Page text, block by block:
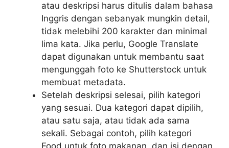
atau deskripsi harus ditulis dalam bahasa
Inggris dengan sebanyak mungkin detail,
tidak melebihi 200 karakter dan minimal
lima kata. Jika perlu, Google Translate
dapat digunakan untuk membantu saat
mengunggah foto ke Shutterstock untuk
membuat metadata.
Setelah deskripsi selesai, pilih kategori
yang sesuai. Dua kategori dapat dipilih,
atau satu saja, atau tidak ada sama
sekali. Sebagai contoh, pilih kategori